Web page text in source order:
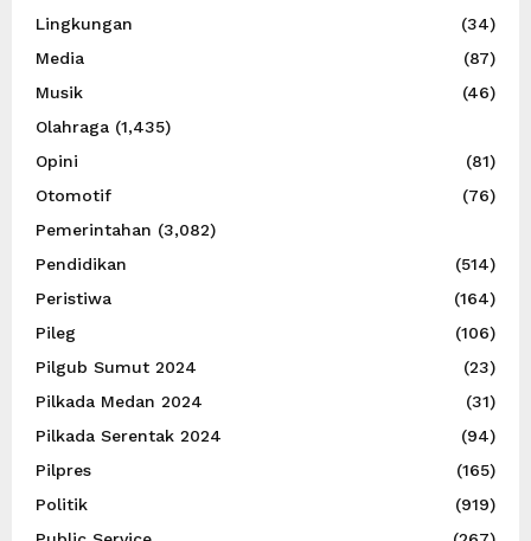
Lingkungan
(34)
Media
(87)
Musik
(46)
Olahraga (1,435)
Opini
(81)
Otomotif
(76)
Pemerintahan (3,082)
Pendidikan
(514)
Peristiwa
(164)
Pileg
(106)
Pilgub Sumut 2024
(23)
Pilkada Medan 2024
(31)
Pilkada Serentak 2024
(94)
Pilpres
(165)
Politik
(919)